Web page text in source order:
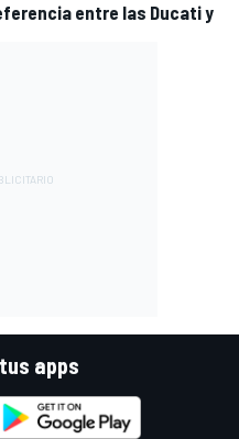
entre las Ducati y
apps